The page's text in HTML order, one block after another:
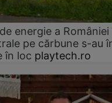
energie a României
pe cărbune s-au
în loc playtech.ro